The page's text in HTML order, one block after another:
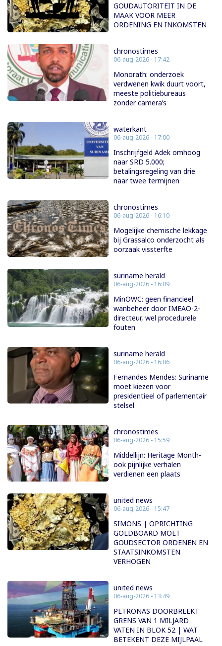
GOUDAUTORITEIT IN DE
MAAK VOOR MEER
ORDENING EN INKOMSTEN
chronostimes
06-aug-2026 - 17:42
Monorath: onderzoek
verdwenen kwik duurt voort,
meeste politiebureaus
zonder camera’s
waterkant
06-aug-2026 - 17:00
Inschrijfgeld Adek omhoog
naar SRD 5.000;
betalingsregeling van drie
naar twee termijnen
chronostimes
06-aug-2026 - 16:10
Mogelijke chemische lekkage
bij Grassalco onderzocht als
oorzaak vissterfte
suriname herald
06-aug-2026 - 16:09
MinOWC: geen financieel
wanbeheer door IMEAO-2-
directeur, wel procedurele
fouten
suriname herald
06-aug-2026 - 16:06
Fernandes Mendes: Suriname
moet kiezen voor
presidentieel of parlementair
stelsel
chronostimes
06-aug-2026 - 15:59
Middellijn: Heritage Month-
ook pijnlijke verhalen
verdienen een plaats
united news
06-aug-2026 - 15:47
SIMONS | OPRICHTING
GOLDBOARD MOET
GOUDSECTOR ORDENEN EN
STAATSINKOMSTEN
VERHOGEN
united news
06-aug-2026 - 13:49
PETRONAS DOORBREEKT
GRENS VAN 1 MILJARD
VATEN IN BLOK 52 | WAT
BETEKENT DEZE MIJLPAAL